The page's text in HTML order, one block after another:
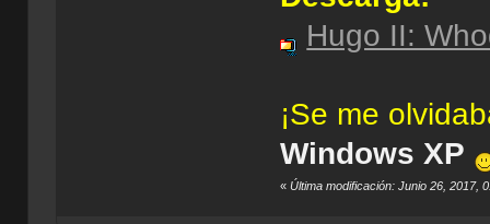
Hugo II:
¡Se me
Windows XP
«Última modificación: Junio 26, 2017,